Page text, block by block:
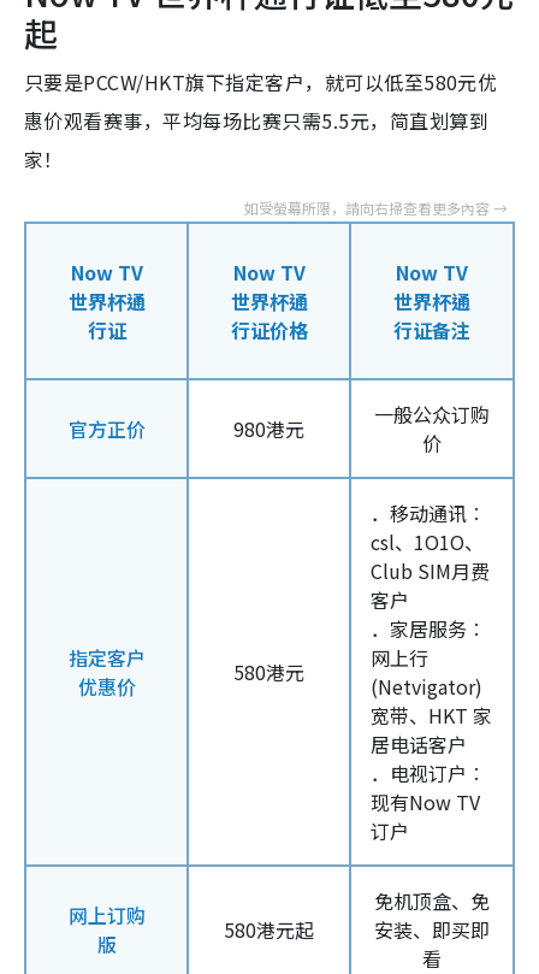
起
只要是PCCW/HKT旗下指定客户，就可以低至580元优
惠价观看赛事，平均每场比赛只需5.5元，简直划算到
家！
Now TV
世界杯通
行证
Now TV
世界杯通
行证价格
Now TV
世界杯通
行证备注
官方正价 980港元
一般公众订购
价
指定客户
优惠价
580港元
．移动通讯︰
csl、1O1O、
Club SIM月费
客户
．家居服务︰
网上行
(Netvigator)
宽带、HKT 家
居电话客户
．电视订户︰
现有Now TV
订户
网上订购
版
580港元起
免机顶盒、免
安装、即买即
看